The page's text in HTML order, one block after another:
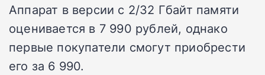
Аппарат в версии с 2/32 Гбайт памяти
оценивается в 7 990 рублей, однако
первые покупатели смогут приобрести
его за 6 990.